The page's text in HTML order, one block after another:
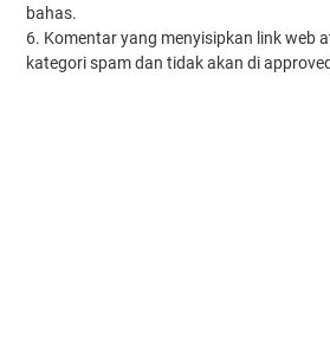
bahas.
6. Komentar yang menyisipkan link web
kategori spam dan tidak akan di